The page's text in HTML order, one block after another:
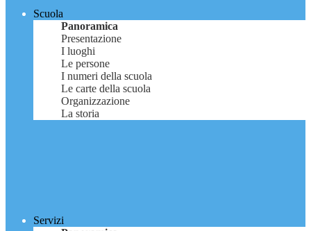
Scuola
Panoramica
Presentazione
I luoghi
Le persone
I numeri della scuola
Le carte della scuola
Organizzazione
La storia
Servizi